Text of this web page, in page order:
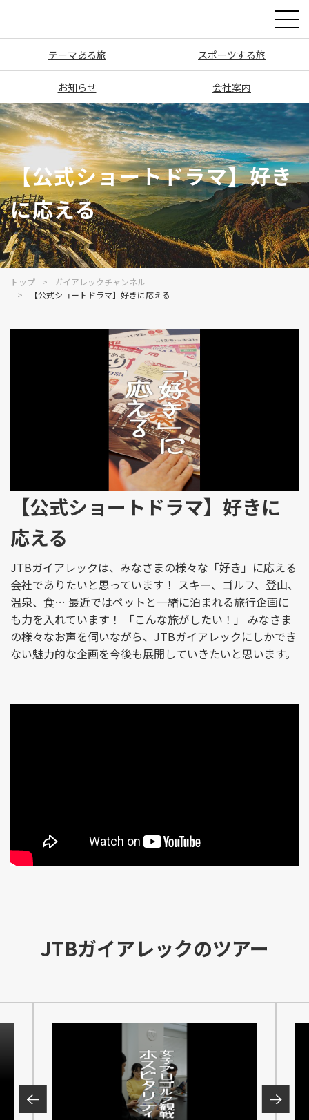
テーマある旅 スポーツする旅
お知らせ 会社案内
【公式ショートドラマ】好き
に応える
トップ
ガイアレックチャンネル
【公式ショートドラマ】好きに応える
【公式ショートドラマ】好きに
応える
JTBガイアレックは、みなさまの様々な「好き」に応える
会社でありたいと思っています！ スキー、ゴルフ、登山、
温泉、食… 最近ではペットと一緒に泊まれる旅行企画に
も力を入れています！ 「こんな旅がしたい！」 みなさま
の様々なお声を伺いながら、JTBガイアレックにしかでき
ない魅力的な企画を今後も展開していきたいと思います。
JTBガイアレックのツアー